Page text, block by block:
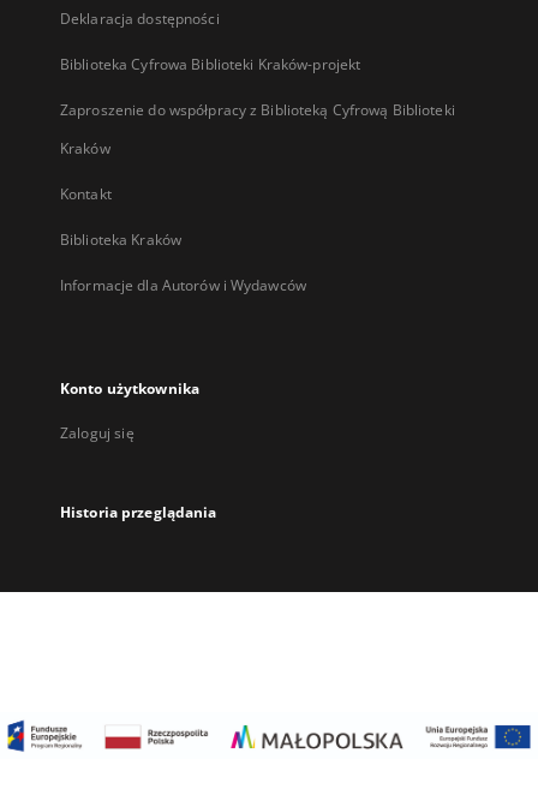
Deklaracja dostępności
Biblioteka Cyfrowa Biblioteki Kraków-projekt
Zaproszenie do współpracy z Biblioteką Cyfrową Biblioteki
Kraków
Kontakt
Biblioteka Kraków
Informacje dla Autorów i Wydawców
Konto użytkownika
Zaloguj się
Historia przeglądania